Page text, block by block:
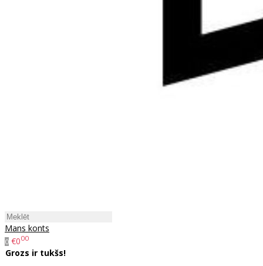
Mans konts
0 €000
Grozs ir tukšs!